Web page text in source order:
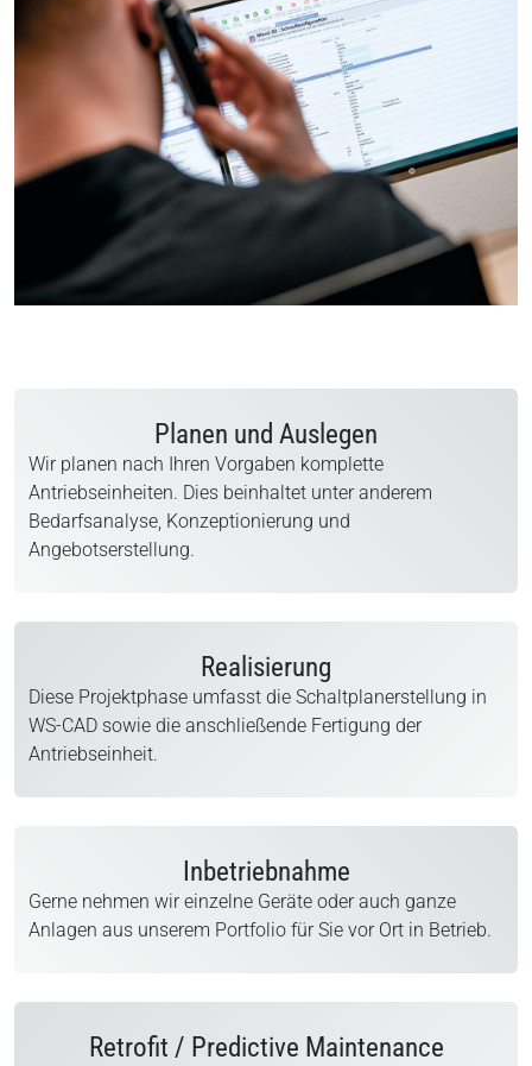
Planen und Auslegen
Wir planen nach Ihren Vorgaben komplette
Antriebseinheiten. Dies beinhaltet unter anderem
Bedarfsanalyse, Konzeptionierung und
Angebotserstellung.
Realisierung
Diese Projektphase umfasst die Schaltplanerstellung in
WS-CAD sowie die anschließende Fertigung der
Antriebseinheit.
Inbetriebnahme
Gerne nehmen wir einzelne Geräte oder auch ganze
Anlagen aus unserem Portfolio für Sie vor Ort in Betrieb.
Retrofit / Predictive Maintenance